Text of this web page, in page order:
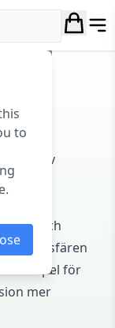
toditt
utbud av
din
och
atmosfären
dina spel för
mer